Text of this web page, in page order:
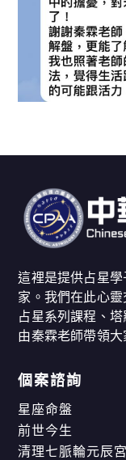
這裡是提供占星
家。我們在此心
占星系列課程、
由秦霖老師帶領大
個案諮詢
星座命盤
前世今生
清理七脈輪元辰宮